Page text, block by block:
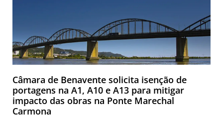
Câmara de Benavente solicita isenção de
portagens na A1, A10 e A13 para mitigar
impacto das obras na Ponte Marechal
Carmona